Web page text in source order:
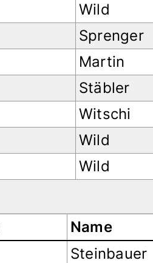
Wild
Sprenger
Martin
Stäbler
Witschi
Wild
Wild
Name
Steinbauer